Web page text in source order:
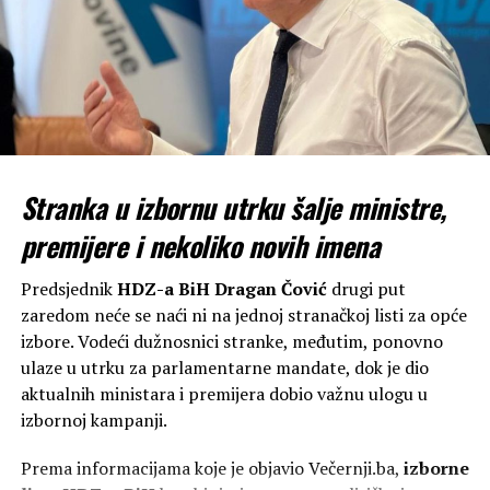
Stranka u izbornu utrku šalje ministre,
premijere i nekoliko novih imena
PredsjednikHDZ-a BiH Dragan Čovićdrugi put
zaredom neće se naći ni na jednoj stranačkoj listi za opće
izbore. Vodeći dužnosnici stranke, međutim, ponovno
ulaze u utrku za parlamentarne mandate, dok je dio
aktualnih ministara i premijera dobio važnu ulogu u
izbornoj kampanji.
Prema informacijama koje je objavio Večernji.ba, izborne